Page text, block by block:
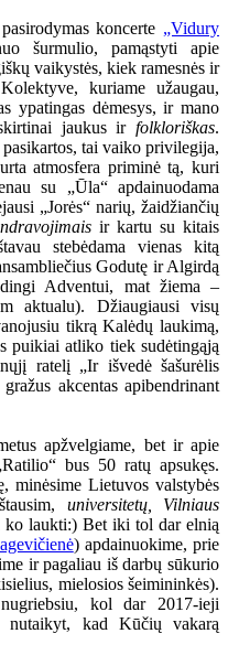
koncerte „Vidury
šurmulio, pamąstyti apie
vaikystės, kiek ramesnės ir
kuriame užaugau,
ypatingas dėmesys, ir mano
jaukus ir folkloriškas.
pasikartos, tai vaiko privilegija,
atmosfera priminė tą, kuri
su „Ūla“ apdainuodama
„Jorės“ narių, žaidžiančių
ir kartu su kitais
stebėdama vienas kitą
Godutę ir Algirdą
Adventui, mat žiema –
aktualu). Džiaugiausi visų
tikrą Kalėdų laukimą,
puikiai atliko tiek sudėtingąją
ratelį „Ir išvedė šašurėlis
akcentas apibendrinant
apžvelgiame, bet ir apie
bus 50 ratų apsukęs.
minėsime Lietuvos valstybės
universitetų, Vilniaus
ko laukti:) Bet iki tol dar elnią
) apdainuokime, prie
ir pagaliau iš darbų sūkurio
mielosios šeimininkės).
kol dar 2017-ieji
nutaikyt, kad Kūčių vakarą